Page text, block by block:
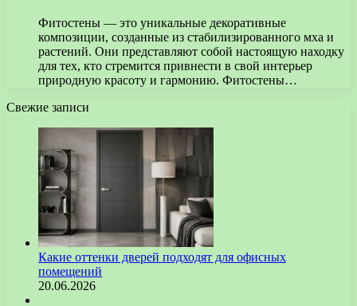
Фитостены — это уникальные декоративные
композиции, созданные из стабилизированного мха и
растений. Они представляют собой настоящую находку
для тех, кто стремится привнести в свой интерьер
природную красоту и гармонию. Фитостены…
Свежие записи
Какие оттенки дверей подходят для офисных
помещений
20.06.2026